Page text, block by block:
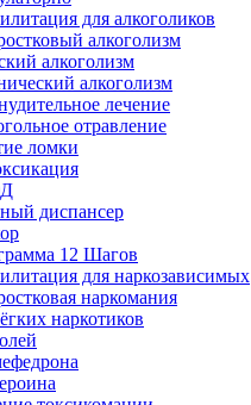
для алкоголиков
алкоголизм
алкоголизм
алкоголизм
лечение
отравление
ломки
диспансер
12 Шагов
для наркозависимых
наркомания
наркотиков